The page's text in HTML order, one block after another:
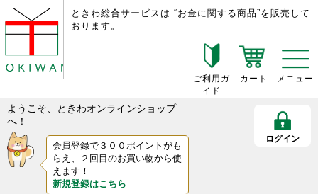
ときわ総合サービスは “お金に関する商品”を販売して
おります。
ご利用ガ
イド
カート メニュー
ようこそ、ときわオンラインショップ
へ！
会員登録で３００ポイントがも
らえ、２回目のお買い物から使
えます！
新規登録はこちら
ログイン